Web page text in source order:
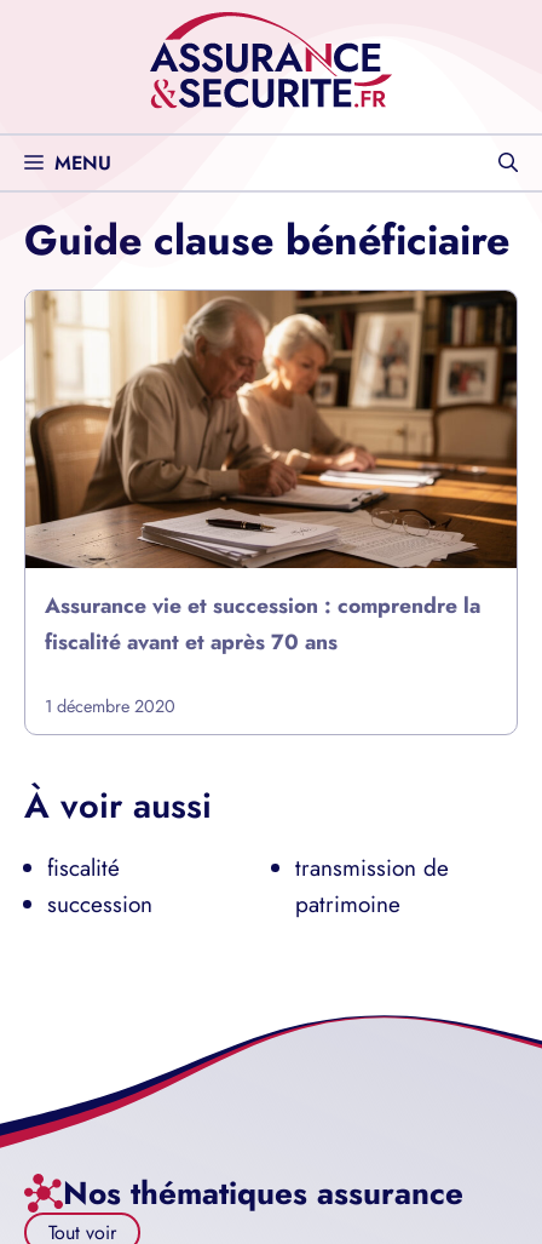
MENU
Guide clause bénéficiaire
Assurance vie et succession : comprendre la
fiscalité avant et après 70 ans
1 décembre 2020
À voir aussi
fiscalité
succession
transmission de
patrimoine
Nos thématiques assurance
Tout voir